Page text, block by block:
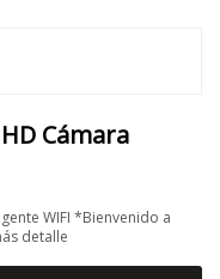
Cámara
WIFI *Bienvenido a
detalle